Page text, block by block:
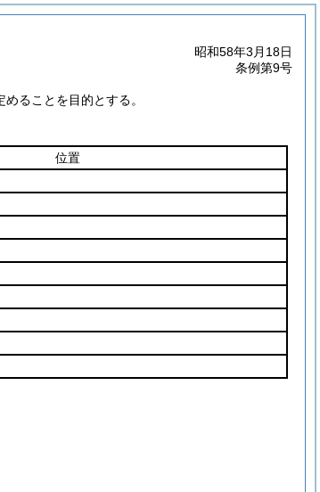
昭和58年3月18日
条例第9号
ることを目的とする。
位置